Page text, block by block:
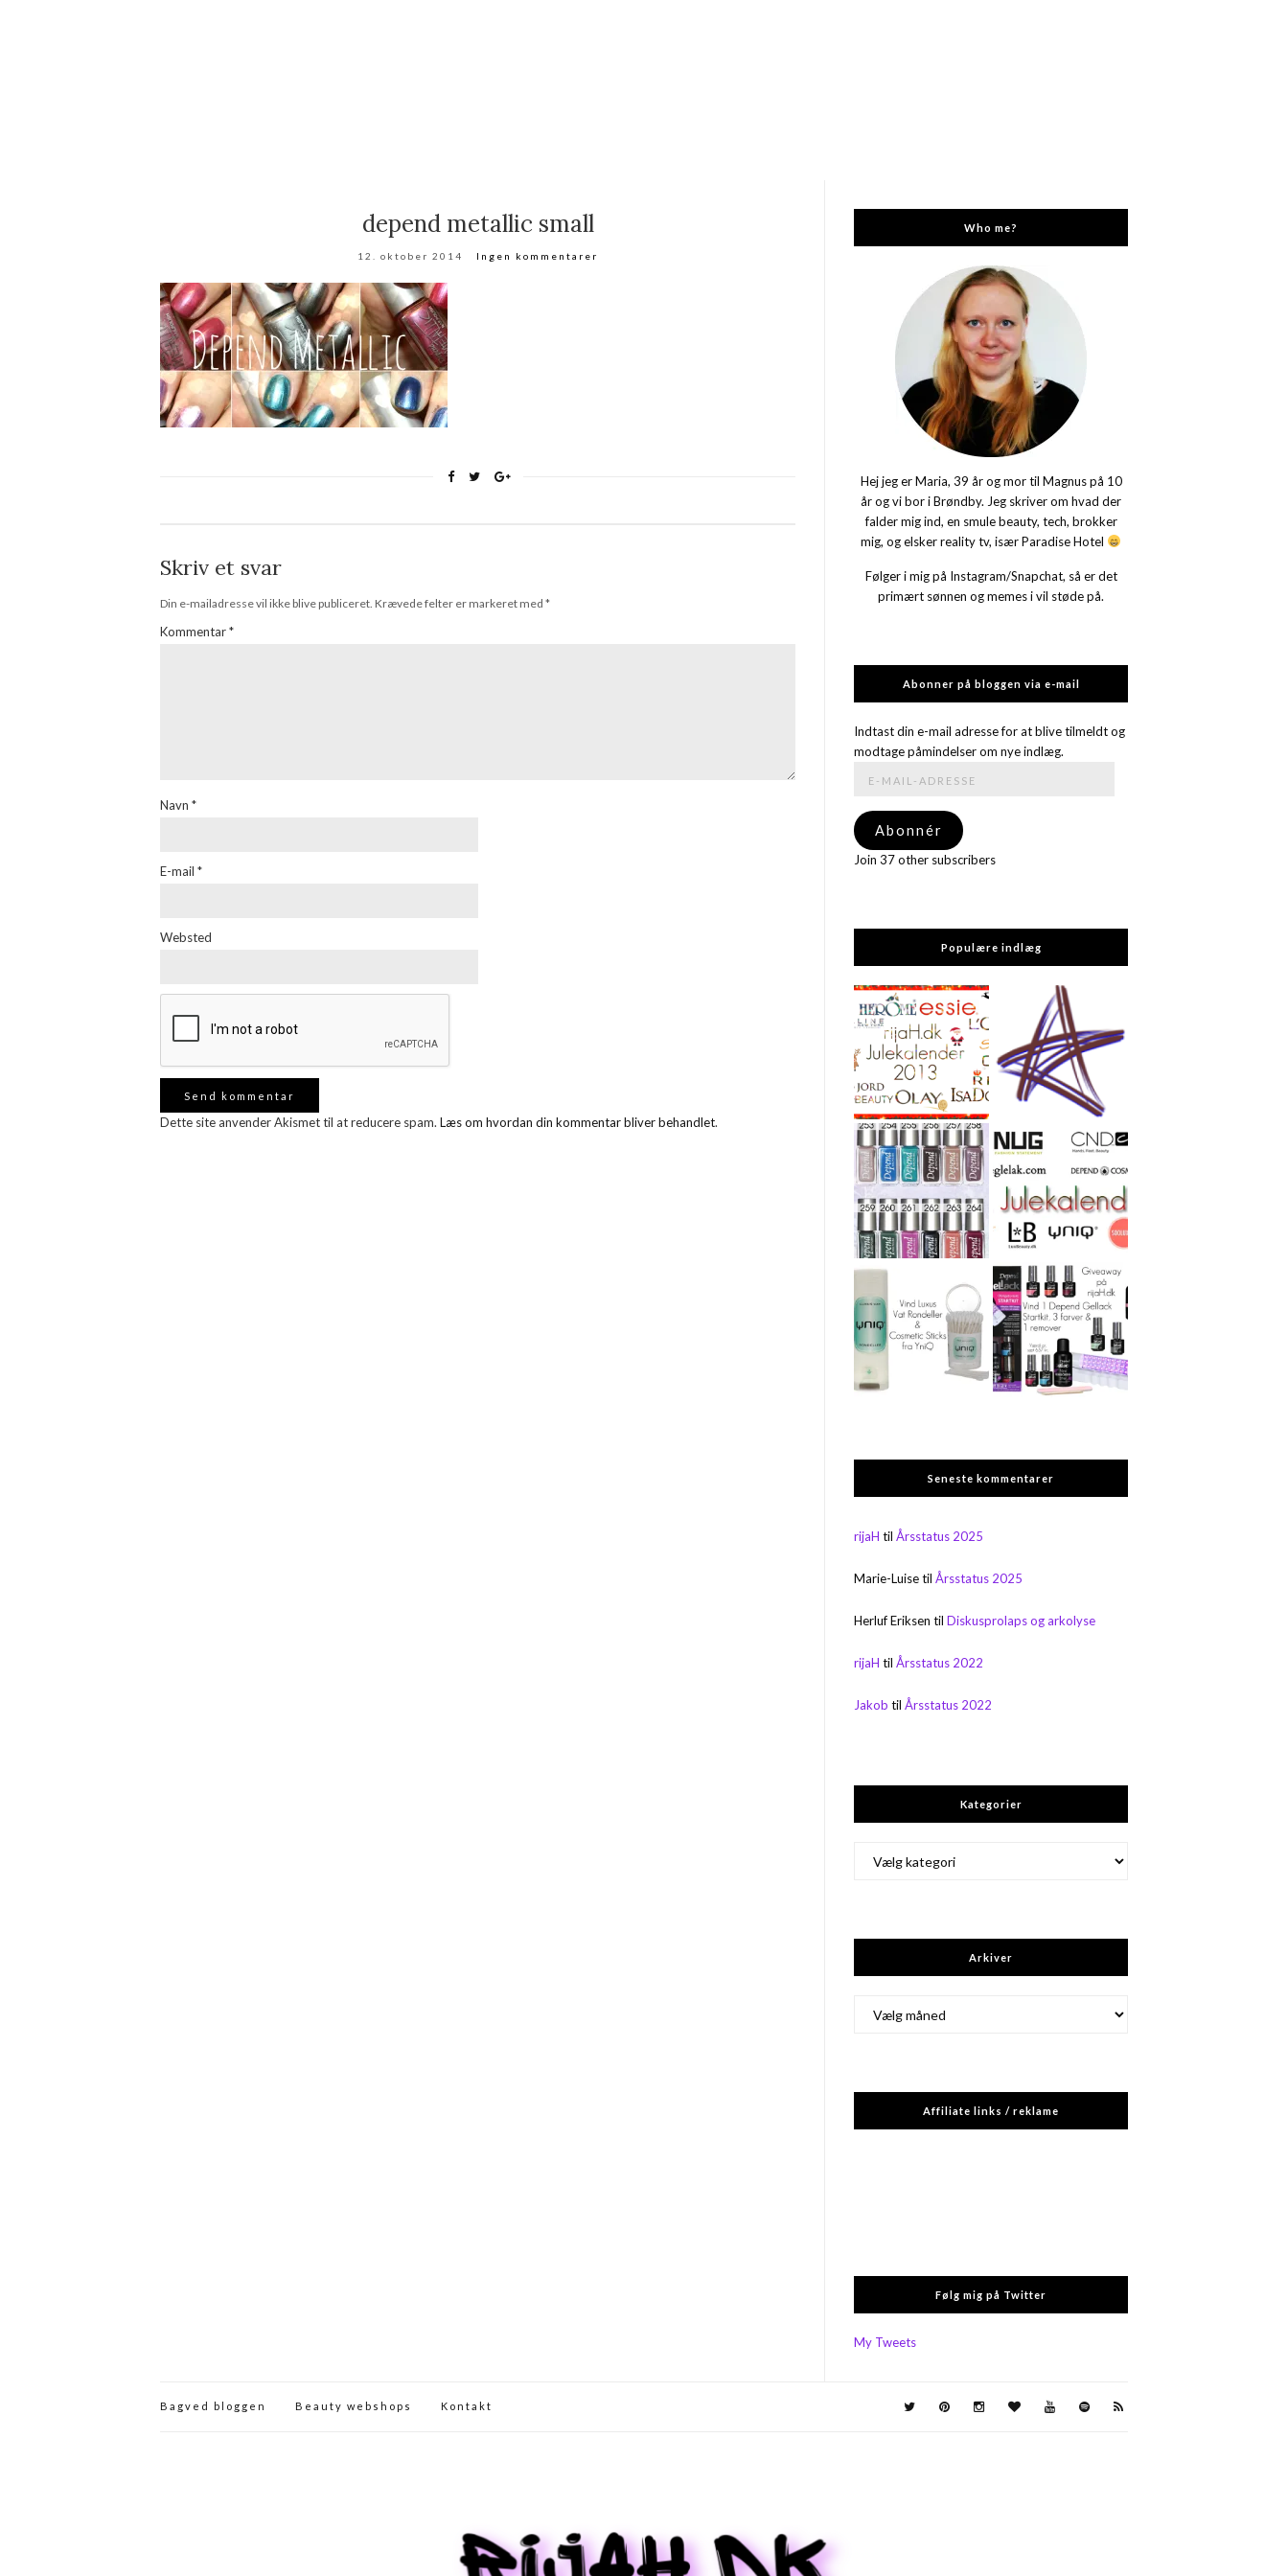
depend metallic small
12. oktober 2014 Ingen kommentarer
Skriv et svar
Din e-mailadresse vil ikke blive publiceret. Krævede felter er markeret med *
Kommentar*
Navn *
E-mail *
Websted
Dette site anvender Akismet til at reducere spam. Læs om hvordan din kommentar bliver behandlet.
Who me?
Hej jeg er Maria, 39 år og mor til Magnus på 10
år og vi bor i Brøndby. Jeg skriver om hvad der
falder mig ind, en smule beauty, tech, brokker
mig, og elsker reality tv, især Paradise Hotel
Følger i mig på Instagram/Snapchat, så er det
primært sønnen og memes i vil støde på.
Abonner på bloggen via e-mail
Indtast din e-mail adresse for at blive tilmeldt og
modtage påmindelser om nye indlæg.
adresse
Abonnér
Join 37 other subscribers
Populære indlæg
Seneste kommentarer
rijaH tilÅrsstatus 2025
Marie-LuisetilÅrsstatus 2025
Herluf Eriksen tilDiskusprolaps og arkolyse
rijaH tilÅrsstatus 2022
Jakob tilÅrsstatus 2022
Kategorier
Arkiver
Affiliate links / reklame
Følg mig på Twitter
My Tweets
Bagved bloggen Beauty webshops Kontakt